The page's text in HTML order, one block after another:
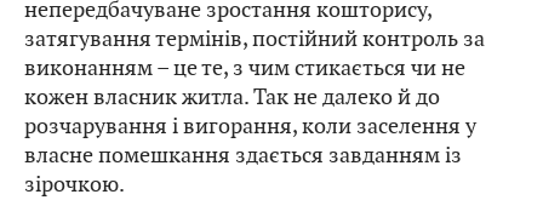
непередбачуване зростання кошторису,
затягування термінів, постійний контроль за
виконанням – це те, з чим стикається чи не
кожен власник житла. Так не далеко й до
розчарування і вигорання, коли заселення у
власне помешкання здається завданням із
зірочкою.